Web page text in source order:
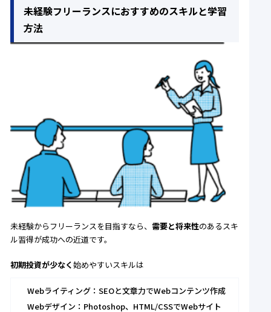
未経験フリーランスにおすすめのスキルと学習
方法
未経験からフリーランスを目指すなら、 需要と将来性のあるスキ
ル習得が成功への近道です。
初期投資が少なく始めやすいスキルは
Webライティング：SEOと文章力でWebコンテンツ作成
Webデザイン：Photoshop、HTML/CSSでWebサイト